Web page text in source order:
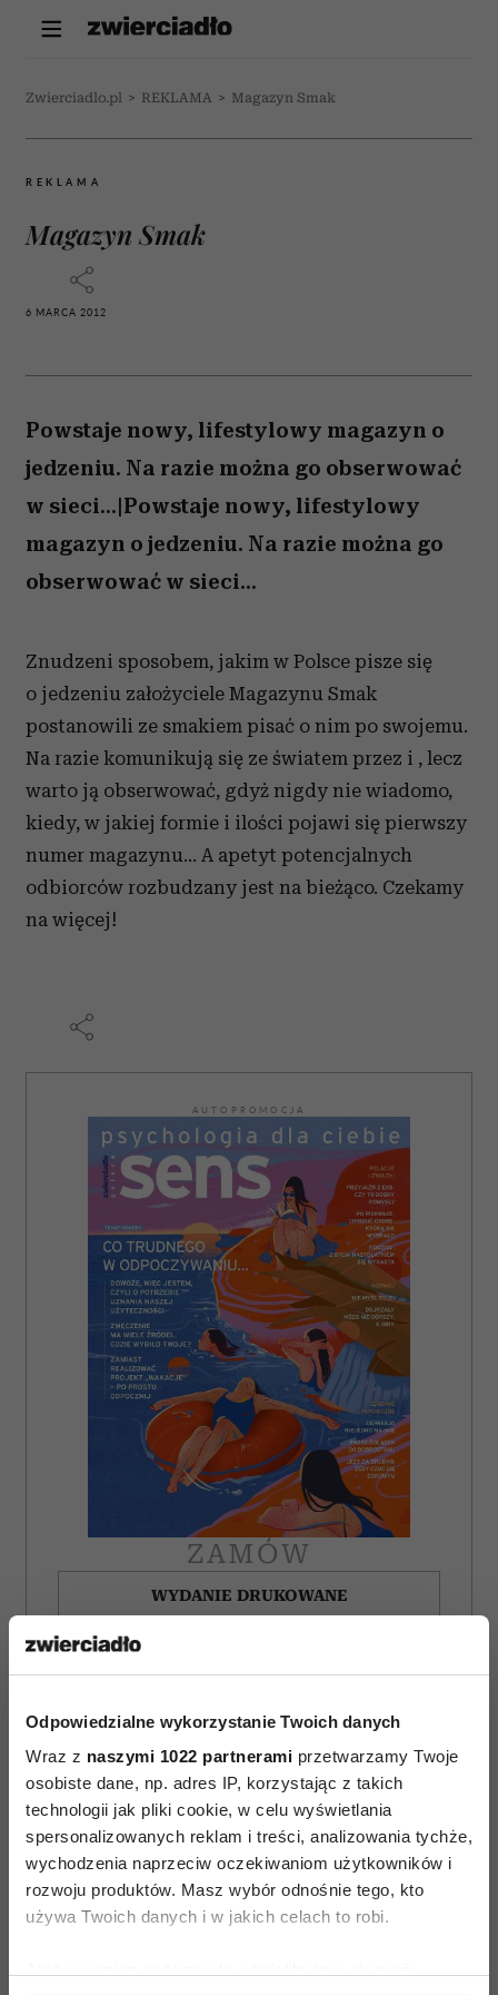
Odpowiedzialne wykorzystanie Twoich danych
Wraz z naszymi 1022 partnerami przetwarzamy Twoje
osobiste dane, np. adres IP, korzystając z takich
technologii jak pliki cookie, w celu wyświetlania
spersonalizowanych reklam i treści, analizowania tychże,
wychodzenia naprzeciw oczekiwaniom użytkowników i
rozwoju produktów. Masz wybór odnośnie tego, kto
używa Twoich danych i w jakich celach to robi.
Zwierciadlo.pl > REKLAMA > Magazyn Smak
REKLAMA
Magazyn Smak
6 MARCA 2012
Powstaje nowy, lifestylowy magazyn o
jedzeniu. Na razie można go obserwować
w sieci...|Powstaje nowy, lifestylowy
magazyn o jedzeniu. Na razie można go
obserwować w sieci...
Znudzeni sposobem, jakim w Polsce pisze się
o jedzeniu założyciele Magazynu Smak
postanowili ze smakiem pisać o nim po swojemu.
Na razie komunikują się ze światem przez i , lecz
warto ją obserwować, gdyż nigdy nie wiadomo,
kiedy, w jakiej formie i ilości pojawi się pierwszy
numer magazynu... A apetyt potencjalnych
odbiorców rozbudzany jest na bieżąco. Czekamy
na więcej!
AUTOPROMOCJA
ZAMÓW
WYDANIE DRUKOWANE